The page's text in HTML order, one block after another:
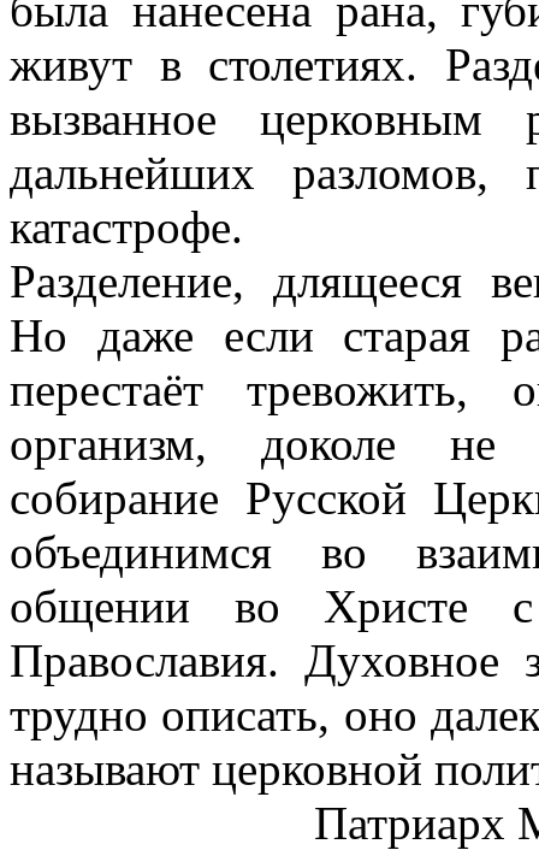
живут в столетиях.
вызванное церковным
дальнейших разломов,
катастрофе.
Разделение, длящееся
Но даже если старая
перестаёт тревожить,
организм, доколе не
собирание Русской
объединимся во
общении во Христе с
Православия. Духовное
трудно описать, оно
называют церковной
Патриарх